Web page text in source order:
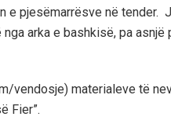
pjesëmarrësve në tender.
arka e bashkisë, pa asnjë
vendosje) materialeve të
Fier”.